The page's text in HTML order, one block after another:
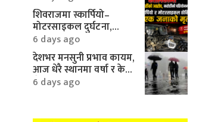
शिवराजमा स्कार्पियो–
मोटरसाइकल दुर्घटना,
एकको मृत्यु
6 days ago
देशभर मनसुनी प्रभाव कायम,
आज धेरै स्थानमा वर्षा र केही
क्षेत्रमा भारी वर्षाको
6 days ago